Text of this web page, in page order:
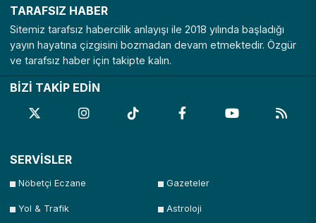
TARAFSIZ HABER
Sitemiz tarafsız habercilik anlayışı ile 2018 yılında başladığı
yayın hayatına çizgisini bozmadan devam etmektedir. Özgür
ve tarafsız haber için takipte kalın.
BİZİ TAKİP EDİN
SERVİSLER
Nöbetçi Eczane Gazeteler
Yol & Trafik Astroloji